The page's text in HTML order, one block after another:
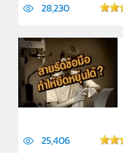
28,230
25,406